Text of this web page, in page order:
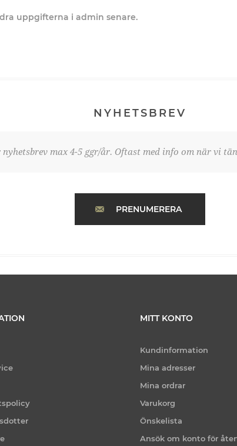
uppgifterna i admin senare.
NYHETSBREV
max 4-5 ggr/år. Oftast med info om när vi
PRENUMERERA
MITT KONTO
Kundinformation
Mina adresser
Mina ordrar
Varukorg
Önskelista
Ansök om konto för